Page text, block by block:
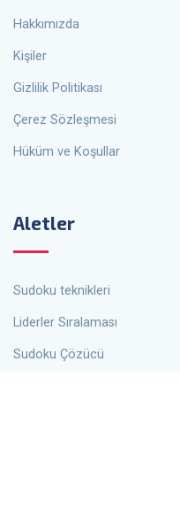
Hakkımızda
Kişiler
Gizlilik Politikası
Çerez Sözleşmesi
Hüküm ve Koşullar
Aletler
Sudoku teknikleri
Liderler Sıralaması
Sudoku Çözücü